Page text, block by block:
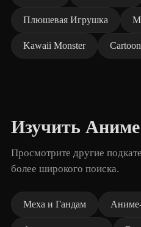
Плюшевая Игрушка
Kawaii Monster
Изучить
Просмотрите другие
более широкого поиска.
Меха и Гандам